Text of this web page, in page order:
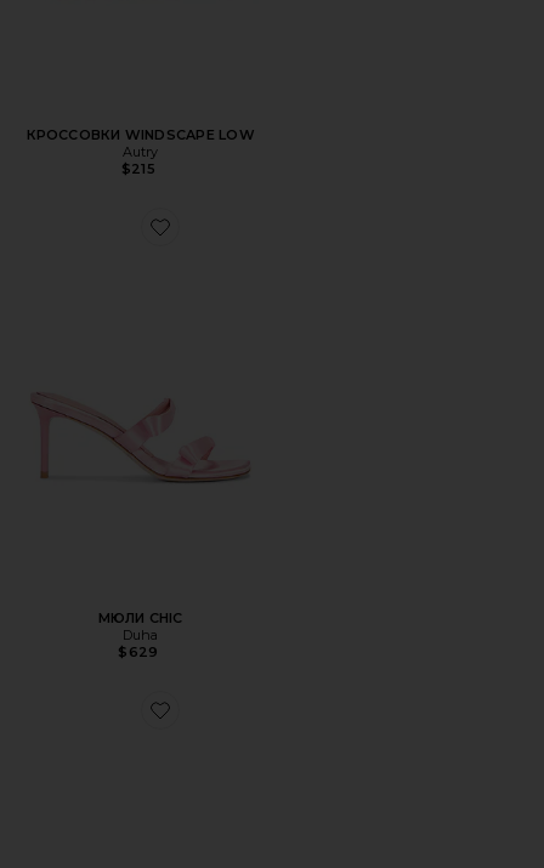
КРОССОВКИ WINDSCAPE LOW
Autry
$215
Favorite МЮЛИ CHIC
МЮЛИ CHIC
Duha
$629
Favorite САНДАЛИИ KENDRIX